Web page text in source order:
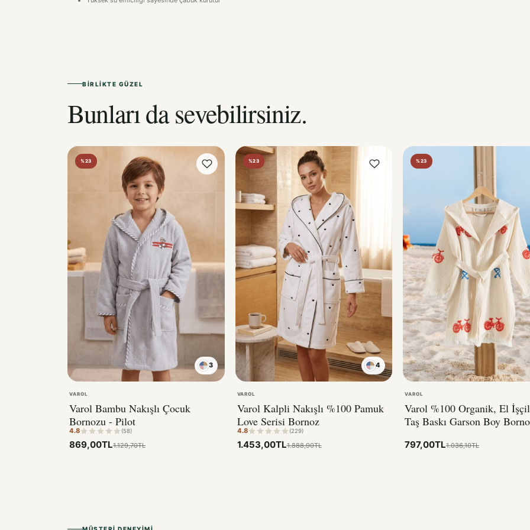
BIRLIKTE GÜZEL
Bunları da sevebilirsiniz.
%23
3
VAROL
Varol Bambu Nakışlı Çocuk
Bornozu - Pilot
4.8 (58)
869,00TL1.129,70TL
%23
4
VAROL
Varol Kalpli Nakışlı %100 Pamuk
Love Serisi Bornoz
4.8 (229)
1.453,00TL1.888,90TL
%23
VAROL
Varol %100 Organik, El
Taş Baskı Garson Boy
797,00TL1.036,10TL